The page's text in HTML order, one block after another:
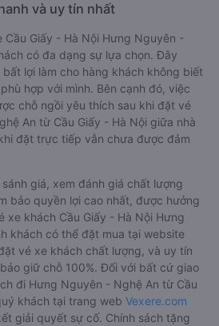
và uy tín nhất
Cầu Giấy - Hà Nội Hưng Nguyên -
có đa dạng sự lựa chọn. Đây
lợi làm cho hàng khách không biết
hợp với mình. Bên cạnh đó, việc
chỗ ngồi yêu thích sau khi đặt vé
An từ Cầu Giấy - Hà Nội giữa nhà
đặt trực tiếp vẫn chưa được đảm
giá, xem đánh giá chất lượng
bảo quyền lợi cao nhất, được hưởng
xe khách Cầu Giấy - Hà Nội Hưng
khách có thể đặt mua tại website
vé xe khách chất lượng, và uy tín
giữ chỗ 100%. Đối với bất cứ giao
đi Hưng Nguyên - Nghệ An từ Cầu
khách tại trang web Vexere.com
giải quyết sự cố. Chính sách tặng